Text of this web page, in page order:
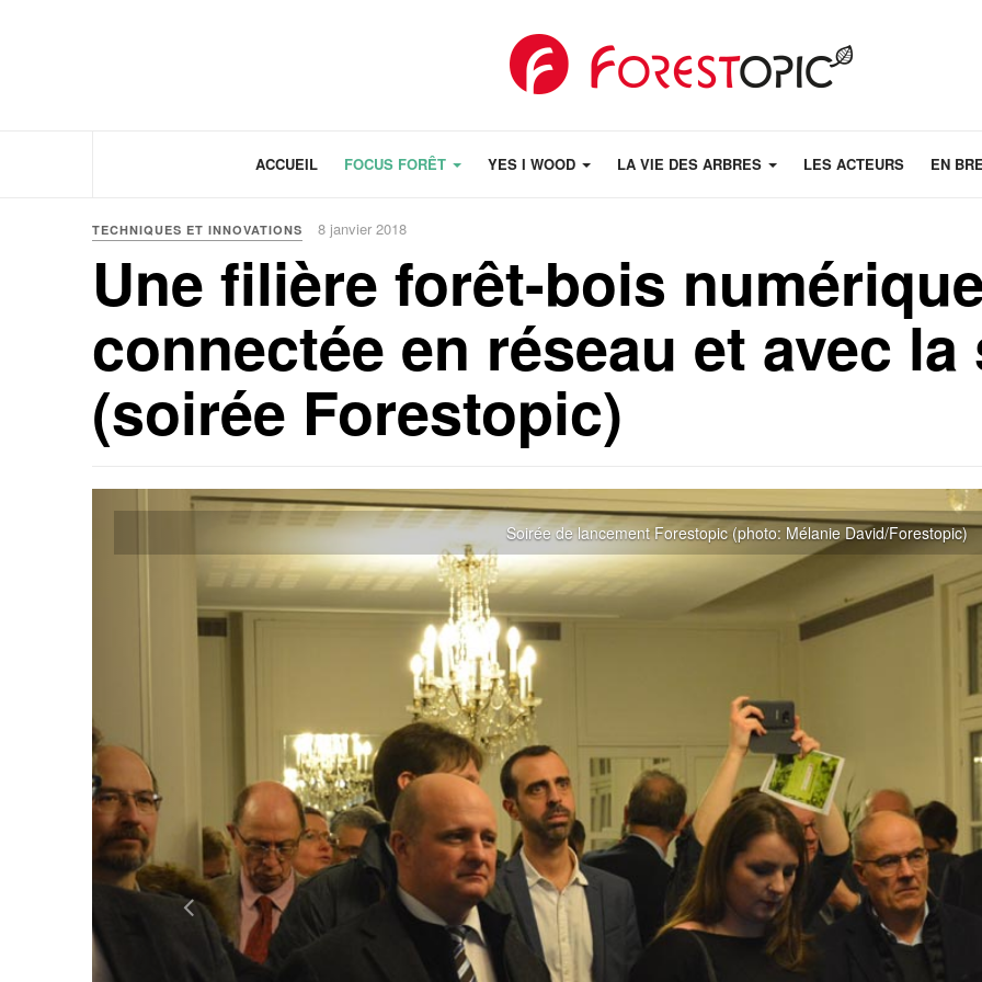
ACCUEIL FOCUS FORÊT YES I WOOD LA VIE DES ARBRES LES ACTEURS EN
TECHNIQUES ET INNOVATIONS 8 janvier 2018
Une filière forêt-bois
connectée en réseau et avec
(soirée Forestopic)
Soirée de lancement Forestopic (photo: Mélanie David/Forestopic)
Previous